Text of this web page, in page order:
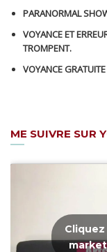
PARANORMAL
VOYANCE ET
TROMPENT.
VOYANCE
ME SUIVRE SUR